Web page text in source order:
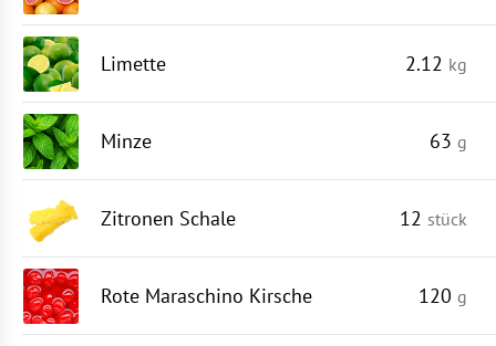
Limette 2.12 kg
Minze 63 g
Zitronen Schale 12 stück
Rote Maraschino Kirsche 120 g